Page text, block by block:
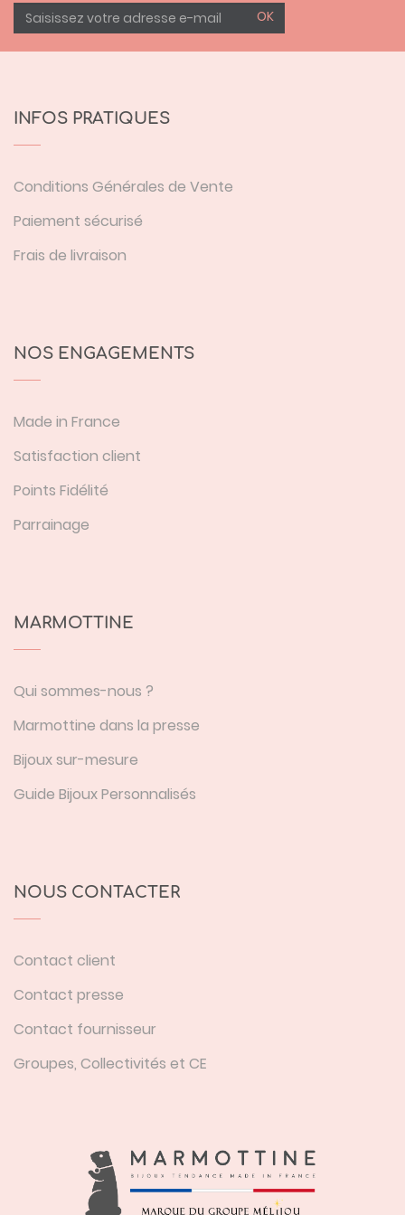
OK
INFOS PRATIQUES
Conditions Générales de Vente
Paiement sécurisé
Frais de livraison
NOS ENGAGEMENTS
Made in France
Satisfaction client
Points Fidélité
Parrainage
MARMOTTINE
Qui sommes-nous ?
Marmottine dans la presse
Bijoux sur-mesure
Guide Bijoux Personnalisés
NOUS CONTACTER
Contact client
Contact presse
Contact fournisseur
Groupes, Collectivités et CE